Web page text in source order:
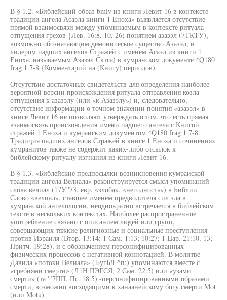
В § 1.2. «Библейский образ bmiv из книги Левит 16 в контексте
традиции ангела Асаэла книги 1 Еноха» выявляется отсутствие
прямой взаимосвязи между упоминаемым в контексте ритуала
отпущения грехов {Лев. 16:8, 10, 26) понятием азазэл (7ТКТУ),
возможно обозначающим демоническое существо Азазэл, и
лидером падших ангелов Стражей с именем Асаэл из книги 1
Еноха, называемым Азазэл Сктга) в кумранском документе 4Q180
frag 1.7-8 {Комментарий на (Книгу) периодов).
Отсутствие достаточных свидетельств для определения наиболее
вероятной версии происхождения ритуала отправления козла
отпущения к азазэлу (или «к Азазэлу») и, следовательно,
отсутствие информации о точном значении понятия «азазэл» в
книге Левит 16 не позволяют утверждать о том, что есть прямая
взаимосвязь происхождения имени падшего ангела с Книгой
стражей 1 Еноха и кумранским документом 4Q180 frag 1.7-8.
Традиция падших ангелов Стражей в книге 1 Еноха и сочинениях
кумранитов также не содержит каких-либо отсылок к
библейскому ритуалу изгнания из книги Левит 16.
В § 1.3. «Библейские предпосылки возникновения кумраиской
традиции ангела Велиала» реконструируется смысл упоминаний
слова велиал (17У''73, евр. «злоба», «негодность») в Библии.
Слово «велиал», ставшее именем предводителя сил зла в
кумранской ангелологии, неоднократно встречается в библейском
тексте в нескольких контекстах. Наиболее распространенное
употребление связано с описанием людей или групп,
совершающих тяжкие религиозные и социальные преступления
против Израиля (Втор. 13:14; 1 Сам. 1:13; 10:27; 1 Цар. 21:10, 13;
Притч. 19:28), и с обозначением персонифицированных
физических процессов с негативной коннотацией. В молитве
Давида «потоки Велиала» (ЪугЬЛ ^п:) упоминаются вместе с
«гребнями смерти» (Л1Н ПЭГСЯ, 2 Сам. 22:5) или «узами
смерти» (та '"7ПП, Пс. 18:5) -персонифицированными образами
смерти, возможно восходящими к ханаанейскому богу смерти Mot
(или Motu).